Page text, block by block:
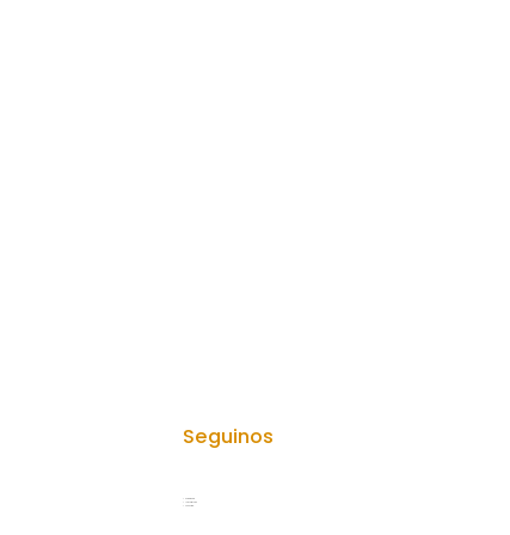
Seguinos
> Facebook
> Instagram
> Youtube